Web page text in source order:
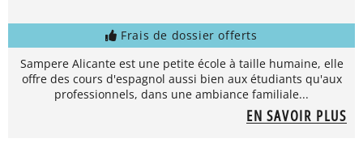
Frais de dossier offerts
Sampere Alicante est une petite école à taille humaine, elle
offre des cours d'espagnol aussi bien aux étudiants qu'aux
professionnels, dans une ambiance familiale...
EN SAVOIR PLUS